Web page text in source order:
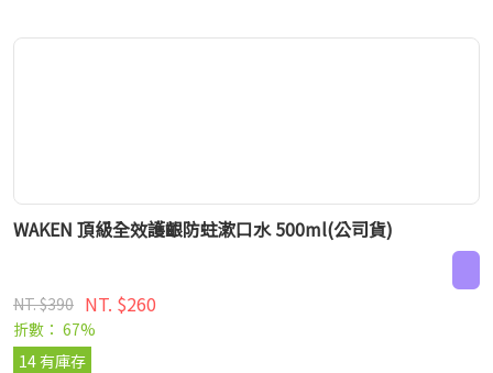
WAKEN 頂級全效護齦防蛀漱口水 500ml(公司貨)
NT. $390 NT. $260
折數： 67%
14 有庫存